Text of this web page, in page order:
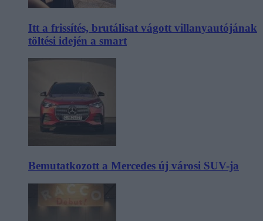
Itt a frissítés, brutálisat vágott villanyautójának
töltési idején a smart
Bemutatkozott a Mercedes új városi SUV-ja